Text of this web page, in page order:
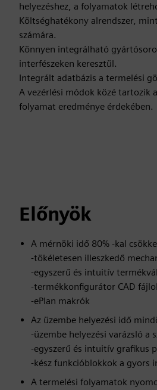
helyezéshez, a folyamatok
Költséghatékony alrendszer,
számára.
Könnyen integrálható
interfészeken keresztül.
Integrált adatbázis a termelési
A vezérlési módok közé tartozik
folyamat eredménye érdekében.
Előnyök
A mérnöki idő 80% -kal
-tökéletesen illeszkedő
-egyszerű és intuitív
-termékkonfigurátor CAD
-ePlan makrók
Az üzembe helyezési idő
-üzembe helyezési varázsló a
-egyszerű és intuitív grafikus
-kész funkcióblokkok a gyors
A termelési folyamatok